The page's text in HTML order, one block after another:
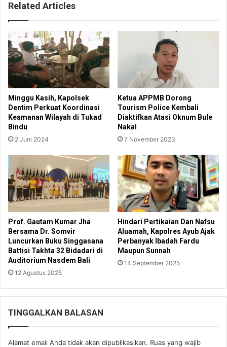
Related Articles
Minggu Kasih, Kapolsek
Dentim Perkuat Koordinasi
Keamanan Wilayah di Tukad
Bindu
2 Juni 2024
Ketua APPMB Dorong
Tourism Police Kembali
Diaktifkan Atasi Oknum Bule
Nakal
7 November 2023
Prof. Gautam Kumar Jha
Bersama Dr. Somvir
Luncurkan Buku Singgasana
Battisi Takhta 32 Bidadari di
Auditorium Nasdem Bali
12 Agustus 2025
Hindari Pertikaian Dan Nafsu
Aluamah, Kapolres Ayub Ajak
Perbanyak Ibadah Fardu
Maupun Sunnah
14 September 2025
TINGGALKAN BALASAN
Alamat email Anda tidak akan dipublikasikan. Ruas yang wajib